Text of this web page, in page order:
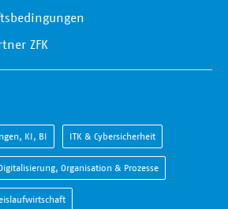
ZFK
KI, BI ITK & Cybersicherheit
Organisation & Prozesse